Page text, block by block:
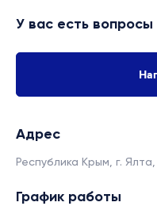
У вас есть
Адрес
Республика Крым, г. Ялта,
График работы